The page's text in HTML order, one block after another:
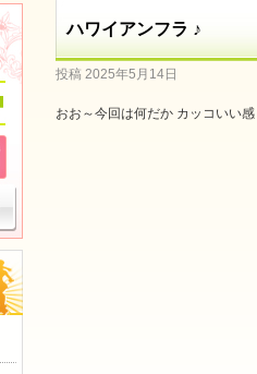
ハワイアンフラ ♪
投稿 2025年5月14日
おお～今回は何だか カッコいい